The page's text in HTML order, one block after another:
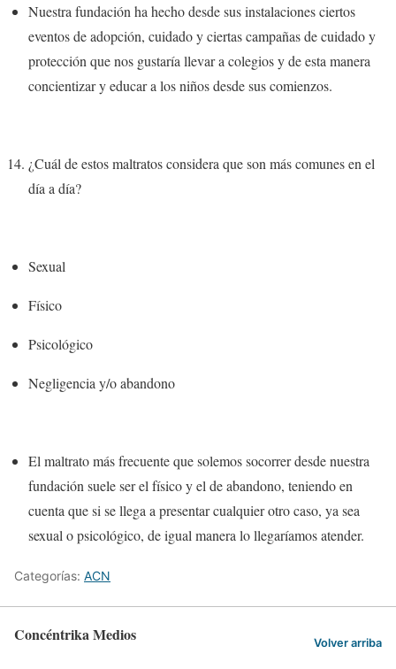
Nuestra fundación ha hecho desde sus instalaciones ciertos
eventos de adopción, cuidado y ciertas campañas de cuidado y
protección que nos gustaría llevar a colegios y de esta manera
concientizar y educar a los niños desde sus comienzos.
¿Cuál de estos maltratos considera que son más comunes en el
día a día?
Sexual
Físico
Psicológico
Negligencia y/o abandono
El maltrato más frecuente que solemos socorrer desde nuestra
fundación suele ser el físico y el de abandono, teniendo en
cuenta que si se llega a presentar cualquier otro caso, ya sea
sexual o psicológico, de igual manera lo llegaríamos atender.
Categorías: ACN
Concéntrika Medios Volver arriba